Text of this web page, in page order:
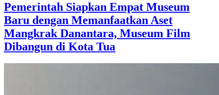
Pemerintah Siapkan Empat Museum
Baru dengan Memanfaatkan Aset
Mangkrak Danantara, Museum Film
Dibangun di Kota Tua